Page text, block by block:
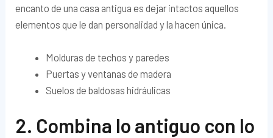
encanto de una casa antigua es dejar intactos aquellos
elementos que le dan personalidad y la hacen única.
Molduras de techos y paredes
Puertas y ventanas de madera
Suelos de baldosas hidráulicas
2. Combina lo antiguo con lo